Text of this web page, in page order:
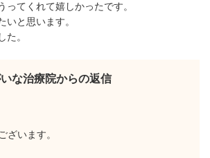
ってくれて嬉しかったです。
いと思います。
た。
な治療院からの返信
ざいます。